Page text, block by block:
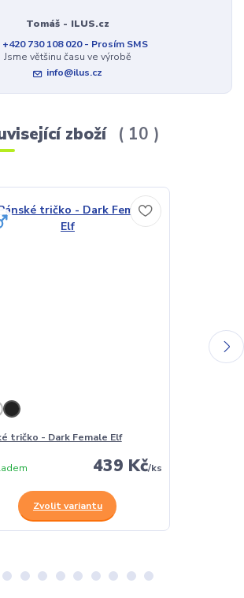
Tomáš - ILUS.cz
+420 730 108 020 - Prosím SMS
Jsme většinu času ve výrobě
info@ilus.cz
zboží 10
tričko - Dark Female Elf
439 Kč/ks
Zvolit variantu